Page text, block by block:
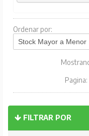
FILTRAR POR
Ordenar por:
Pagina: